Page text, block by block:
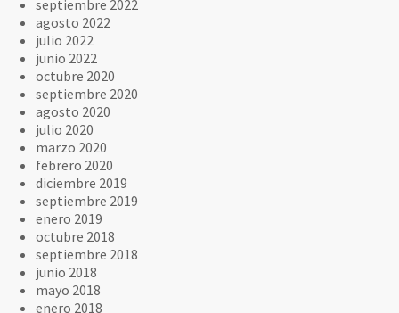
septiembre 2022
agosto 2022
julio 2022
junio 2022
octubre 2020
septiembre 2020
agosto 2020
julio 2020
marzo 2020
febrero 2020
diciembre 2019
septiembre 2019
enero 2019
octubre 2018
septiembre 2018
junio 2018
mayo 2018
enero 2018